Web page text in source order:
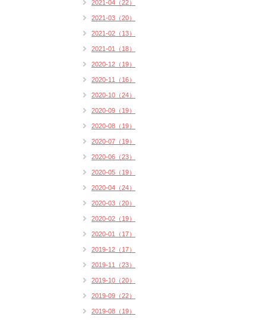
2021-04（22）
2021-03（20）
2021-02（13）
2021-01（18）
2020-12（19）
2020-11（16）
2020-10（24）
2020-09（19）
2020-08（19）
2020-07（19）
2020-06（23）
2020-05（19）
2020-04（24）
2020-03（20）
2020-02（19）
2020-01（17）
2019-12（17）
2019-11（23）
2019-10（20）
2019-09（22）
2019-08（19）